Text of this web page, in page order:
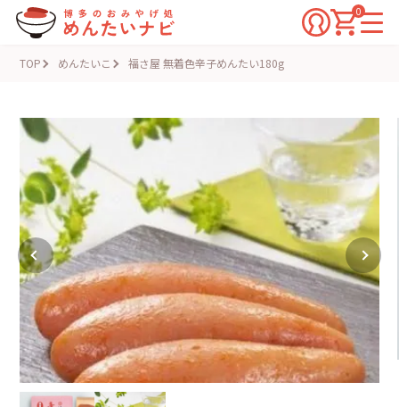
0
TOP めんたいこ 福さ屋 無着色辛子めんたい180g